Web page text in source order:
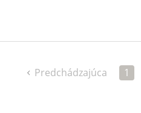
Predchádzajúca 1